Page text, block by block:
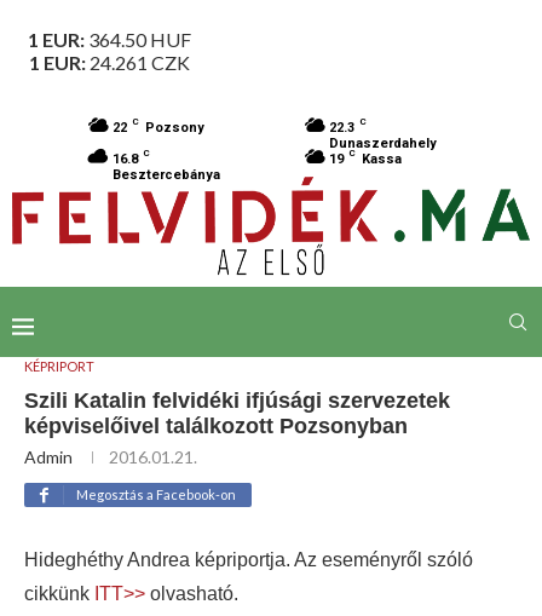
1 EUR: 364.50HUF
1 EUR: 24.261 CZK
22 C Pozsony 22.3 C
Dunaszerdahely
16.8 C
Besztercebánya
19 C Kassa
KÉPRIPORT
Szili Katalin felvidéki ifjúsági szervezetek
képviselőivel találkozott Pozsonyban
Admin 2016.01.21.
Megosztás a Facebook-on
Hideghéthy Andrea képriportja. Az eseményről szóló
cikkünk ITT>> olvasható.